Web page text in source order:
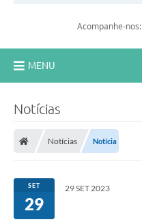
Acompanhe-nos:
MENU
Turismo
Transparência
Notícias
Notícias Notícia
SET
29
29 SET 2023